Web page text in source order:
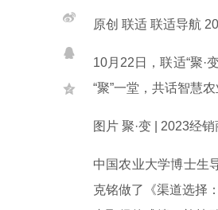
原创 联适 联适导航
10月22日，联适“聚·
“聚”一堂，共话智慧
图片 聚·变 | 2023经
中国农业大学博士生
克铭做了《渠道选择